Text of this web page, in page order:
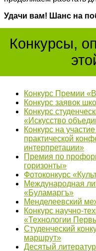
Удачи вам! Шанс на
Конкурсы,
Конкурс Премии
Конкурс заявок
Конкурс
«Искусство
Конкурс на
практической
интерпретации»
Премия по
горизонты»
Фотоконкурс
Международная
«Буламаргъ»
Менделеевский
Конкурс научно-
«Технологии
Студенческий
маршрут»
Десятый